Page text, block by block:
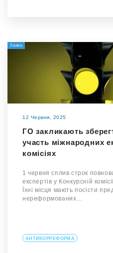
Заява
12 Червня, 2025
ГО закликають
участь міжнародних
комісіях
1 червня сплив строк
експертів у Конкурсній
Їхні місця мають посісти
нереформованих…
АНТИКОРРЕФОРМА